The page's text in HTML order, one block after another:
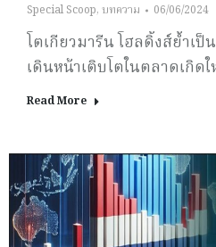
Special Scoop, บทความ 06/06/2024
โตเกียวมารีน โฮลดิ้งส์ย้ำเป็
เดินหน้าเติบโตในตลาดเกิด
Read More